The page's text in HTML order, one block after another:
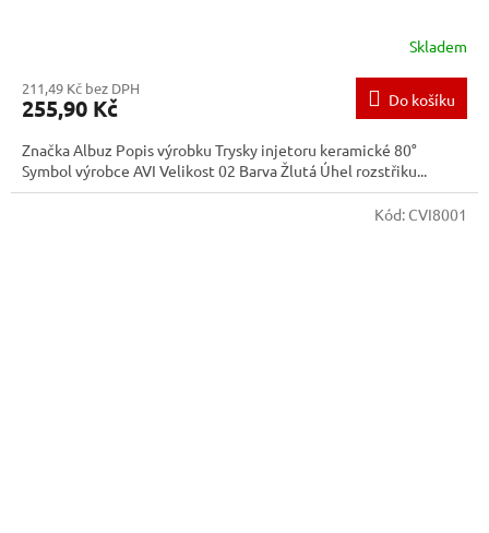
Skladem
211,49 Kč bez DPH
255,90 Kč Do košíku
Značka Albuz Popis výrobku Trysky injetoru keramické 80°
Symbol výrobce AVI Velikost 02 Barva Žlutá Úhel rozstřiku...
Kód: CVI8001